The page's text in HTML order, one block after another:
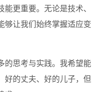
能更重要。无论是技术、
够让我们始终掌握适应变
的思考与实践。我希望能
好的丈夫、好的儿子，但